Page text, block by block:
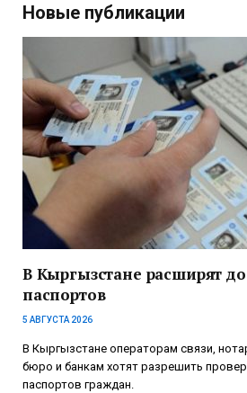
Новые публикации
В Кыргызстане расширят
паспортов
5 АВГУСТА 2026
В Кыргызстане операторам связи,
бюро и банкам хотят разрешить
паспортов граждан.